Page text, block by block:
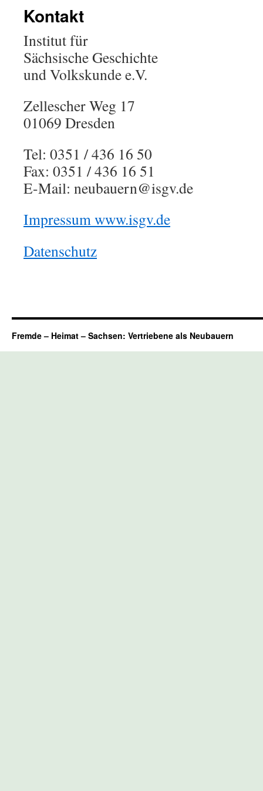
Kontakt
Institut für
Sächsische Geschichte
und Volkskunde e.V.
Zellescher Weg 17
01069 Dresden
Tel: 0351 / 436 16 50
Fax: 0351 / 436 16 51
E-Mail: neubauern@isgv.de
Impressum www.isgv.de
Datenschutz
Fremde – Heimat – Sachsen: Vertriebene als Neubauern